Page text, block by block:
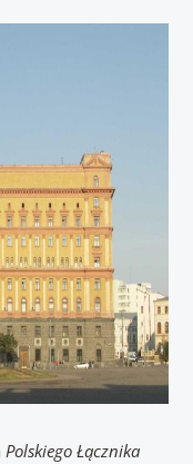
Polskiego Łącznika